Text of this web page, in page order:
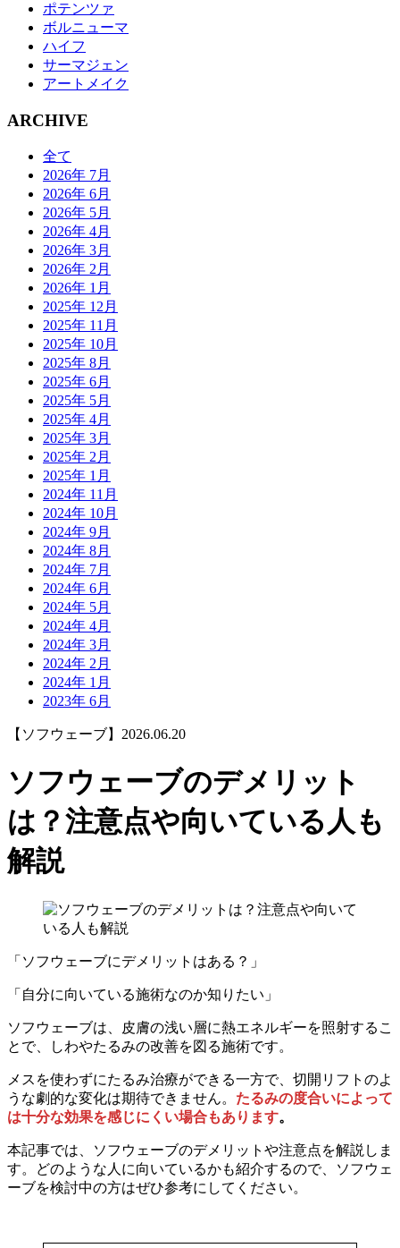
ポテンツァ
ボルニューマ
ハイフ
サーマジェン
アートメイク
ARCHIVE
全て
2026年 7月
2026年 6月
2026年 5月
2026年 4月
2026年 3月
2026年 2月
2026年 1月
2025年 12月
2025年 11月
2025年 10月
2025年 8月
2025年 6月
2025年 5月
2025年 4月
2025年 3月
2025年 2月
2025年 1月
2024年 11月
2024年 10月
2024年 9月
2024年 8月
2024年 7月
2024年 6月
2024年 5月
2024年 4月
2024年 3月
2024年 2月
2024年 1月
2023年 6月
【ソフウェーブ】 2026.06.20
ソフウェーブのデメリット
は？注意点や向いている人も
解説
「ソフウェーブにデメリットはある？」
「自分に向いている施術なのか知りたい」
ソフウェーブは、皮膚の浅い層に熱エネルギーを照射するこ
とで、しわやたるみの改善を図る施術です。
メスを使わずにたるみ治療ができる一方で、切開リフトのよ
うな劇的な変化は期待できません。 たるみの度合いによって
は十分な効果を感じにくい場合もあります。
本記事では、ソフウェーブのデメリットや注意点を解説しま
す。どのような人に向いているかも紹介するので、ソフウェ
ーブを検討中の方はぜひ参考にしてください。